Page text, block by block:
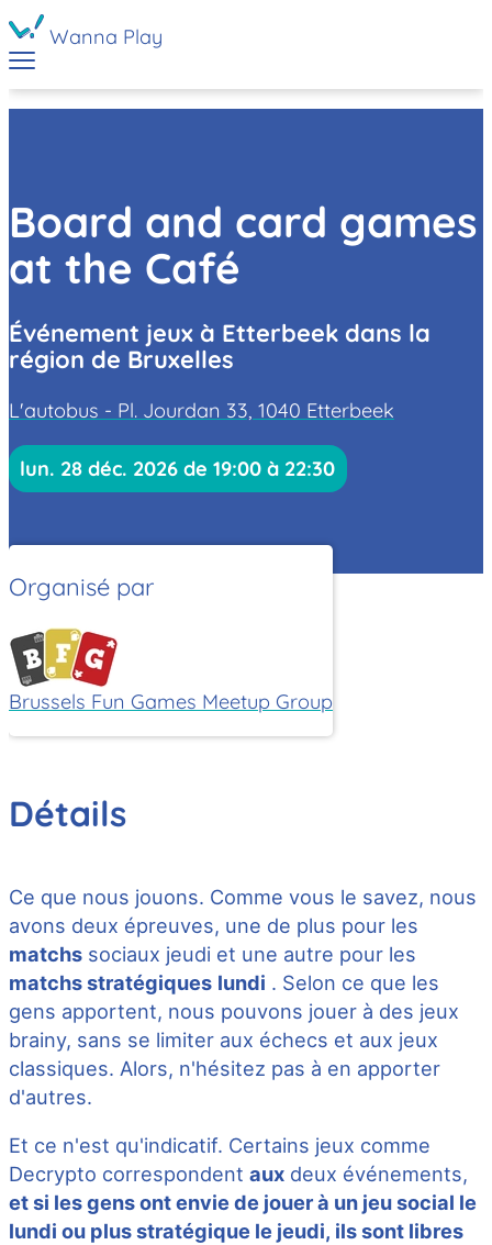
Wanna Play
Board and card games
at the Café
Événement jeux à Etterbeek dans la
région de Bruxelles
L'autobus - Pl. Jourdan 33, 1040 Etterbeek
lun. 28 déc. 2026 de 19:00 à 22:30
Organisé par
Brussels Fun Games Meetup Group
Détails
Ce que nous jouons. Comme vous le savez, nous
avons deux épreuves, une de plus pour les
matchs sociaux jeudi et une autre pour les
matchs stratégiques lundi . Selon ce que les
gens apportent, nous pouvons jouer à des jeux
brainy, sans se limiter aux échecs et aux jeux
classiques. Alors, n'hésitez pas à en apporter
d'autres.
Et ce n'est qu'indicatif. Certains jeux comme
Decrypto correspondent aux deux événements,
et si les gens ont envie de jouer à un jeu social le
lundi ou plus stratégique le jeudi, ils sont libres